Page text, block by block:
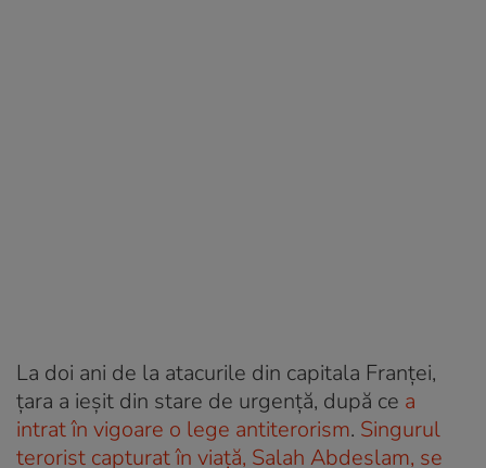
La doi ani de la atacurile din capitala Franței,
țara a ieșit din stare de urgență, după ce a
intrat în vigoare o lege antiterorism. Singurul
terorist capturat în viață, Salah Abdeslam, se